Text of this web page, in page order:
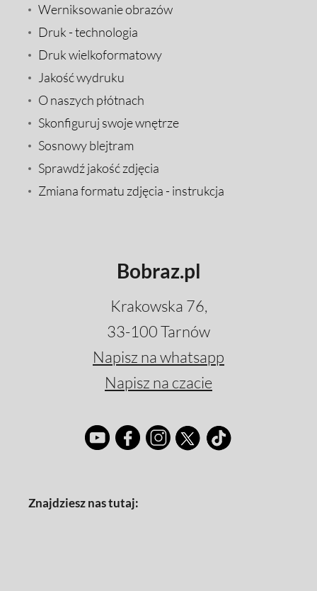
Werniksowanie obrazów
Druk - technologia
Druk wielkoformatowy
Jakość wydruku
O naszych płótnach
Skonfiguruj swoje wnętrze
Sosnowy blejtram
Sprawdź jakość zdjęcia
Zmiana formatu zdjęcia - instrukcja
Bobraz.pl
Krakowska 76,
33-100 Tarnów
Napisz na whatsapp
Napisz na czacie
Znajdziesz nas tutaj: